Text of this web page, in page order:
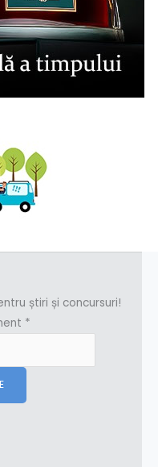
știri și concursuri!
*